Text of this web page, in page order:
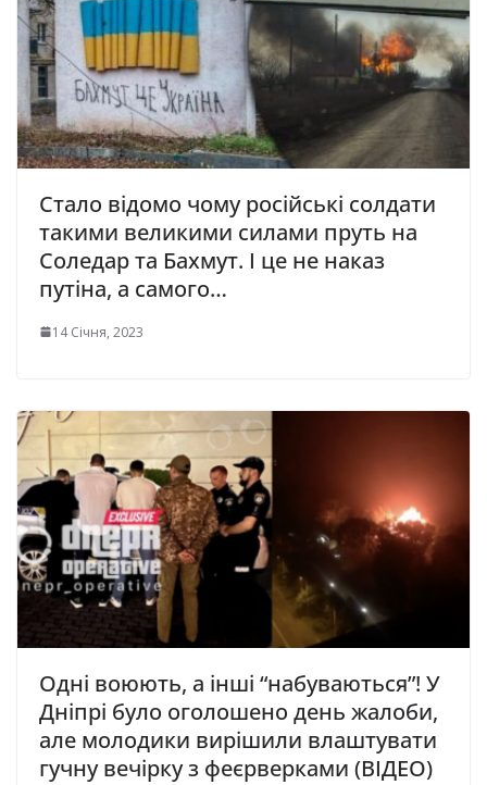
Стало відомо чому російські солдати
такими великими силами пруть на
Соледар та Бахмут. І це не наказ
путіна, а самого…
14 Січня, 2023
Одні воюють, а інші “набуваються”! У
Дніпрі було оголошено день жалоби,
але молодики вирішили влаштувати
гучну вечірку з феєрверками (ВІДЕО)